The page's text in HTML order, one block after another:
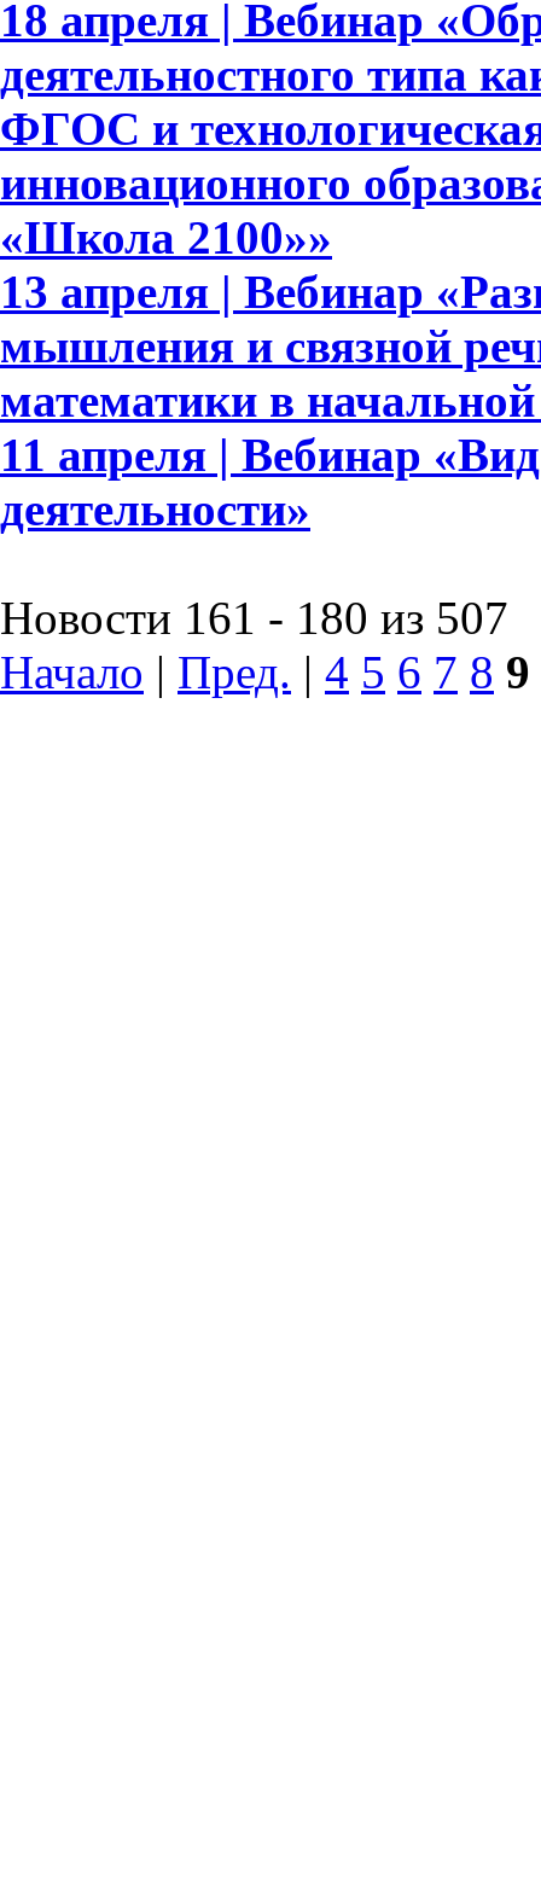
18 апреля | Вебинар
деятельностного типа
ФГОС и
инновационного
«Школа 2100»»
13 апреля | Вебинар
мышления и связной
математики в
11 апреля | Вебинар
деятельности»
Новости 161 - 180 из 507
Начало | Пред. | 4 5 6 7 8 9